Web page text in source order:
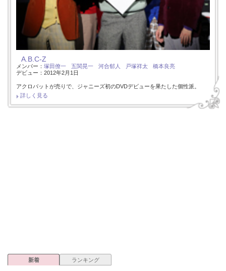
A.B.C-Z
メンバー： 塚田僚一 五関晃一 河合郁人 戸塚祥太
橋本良亮
デビュー：2012年2月1日
アクロバットが売りで、ジャニーズ初のDVDデビューを果たした個性派。
詳しく見る
新着 ランキング